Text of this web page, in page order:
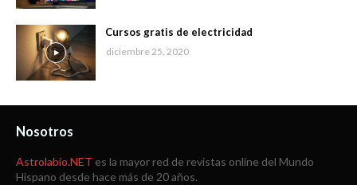
Cursos gratis de electricidad
diciembre 25, 2020
Nosotros
Astrolabio.NET es la mayor red de revistas online del Mundo
Hispano desde hace más de 20 años.